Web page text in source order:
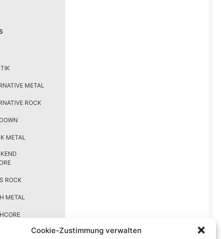
Cookie-Zustimmung verwalten
METAL
ROCK
METAL
ROCK
METAL